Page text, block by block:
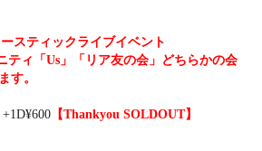
スティックライブイベント
ティ「Us」「リア友の会」どちらかの会
す。
【Thankyou SOLDOUT】